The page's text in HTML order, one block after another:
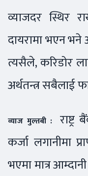
व्याजदर स्थिर
दायरामा भएन भने
त्यसैले, करिडोर
अर्थतन्त्र सबैलाई
व्याज मुल्तबी :
कर्जा लगानीमा
भएमा मात्र